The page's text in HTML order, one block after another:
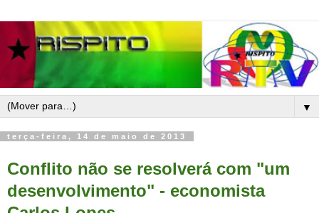
▼
terça-feira, 14 de maio de 2013
Conflito não se resolverá com "um
desenvolvimento" - economista